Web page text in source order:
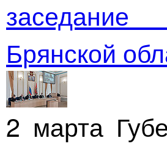
заседание
Брянской
2 марта